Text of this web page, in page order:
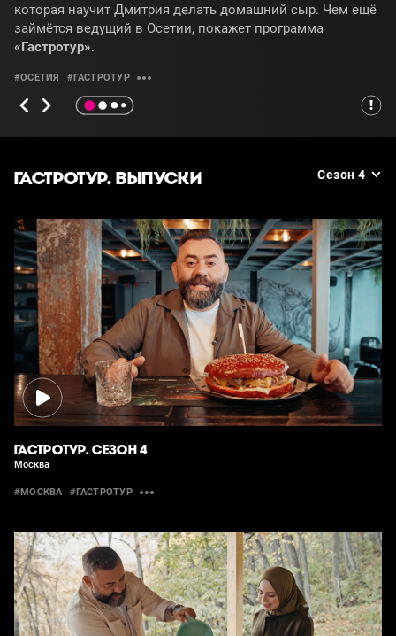
которая научит Дмитрия делать домашний сыр. Чем ещё
займётся ведущий в Осетии, покажет программа
«Гастротур».
#ОСЕТИЯ #ГАСТРОТУР
ГАСТРОТУР. ВЫПУСКИ Сезон 4
ГАСТРОТУР. СЕЗОН 4
Москва
#МОСКВА #ГАСТРОТУР